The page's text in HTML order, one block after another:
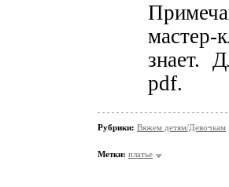
мастер-
знает.
pdf.
Рубрики: Вяжем детям/Девочкам
Метки: платье